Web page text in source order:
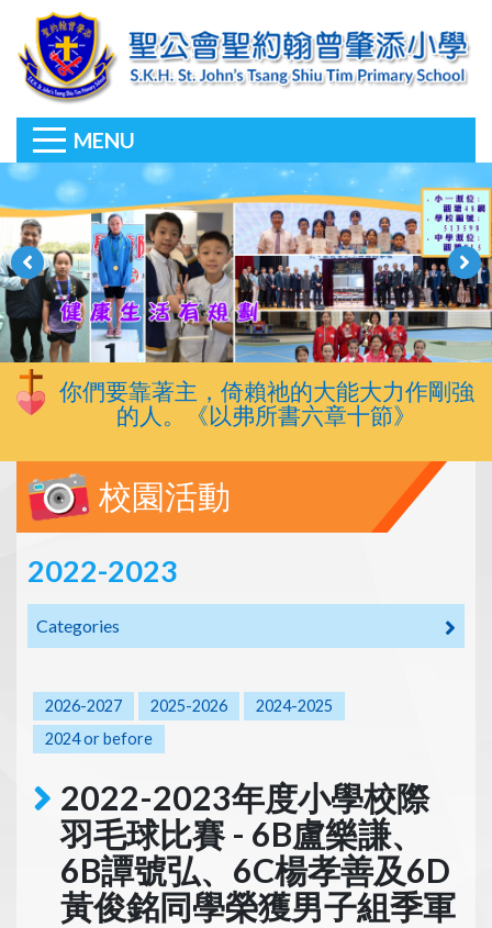
MENU
你們要靠著主，倚賴祂的大能大力作剛強
的人。《以弗所書六章十節》
校園活動
2022-2023
Categories
2026-2027 2025-2026
2024-2025
2024 or before
2022-2023年度小學校際
羽毛球比賽 - 6B盧樂謙、
6B譚號弘、6C楊孝善及6D
黃俊銘同學榮獲男子組季軍